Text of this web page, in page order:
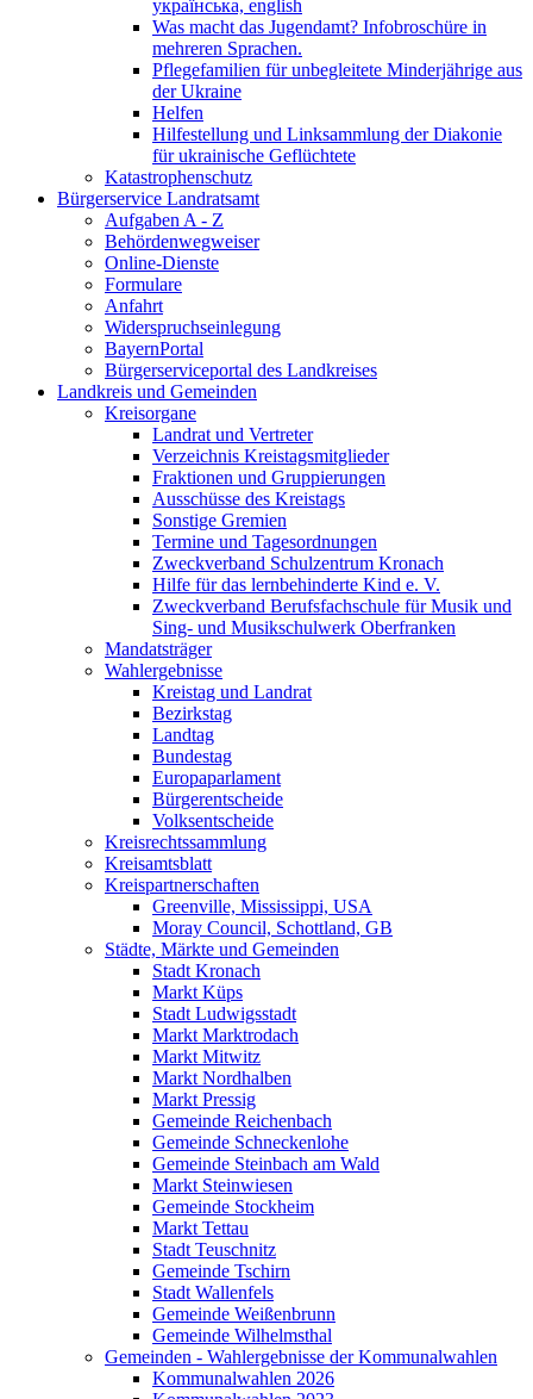
українська, english
Was macht das Jugendamt? Infobroschüre in
mehreren Sprachen.
Pflegefamilien für unbegleitete Minderjährige aus
der Ukraine
Helfen
Hilfestellung und Linksammlung der Diakonie
für ukrainische Geflüchtete
Katastrophenschutz
Bürgerservice Landratsamt
Aufgaben A - Z
Behördenwegweiser
Online-Dienste
Formulare
Anfahrt
Widerspruchseinlegung
BayernPortal
Bürgerserviceportal des Landkreises
Landkreis und Gemeinden
Kreisorgane
Landrat und Vertreter
Verzeichnis Kreistagsmitglieder
Fraktionen und Gruppierungen
Ausschüsse des Kreistags
Sonstige Gremien
Termine und Tagesordnungen
Zweckverband Schulzentrum Kronach
Hilfe für das lernbehinderte Kind e. V.
Zweckverband Berufsfachschule für Musik und
Sing- und Musikschulwerk Oberfranken
Mandatsträger
Wahlergebnisse
Kreistag und Landrat
Bezirkstag
Landtag
Bundestag
Europaparlament
Bürgerentscheide
Volksentscheide
Kreisrechtssammlung
Kreisamtsblatt
Kreispartnerschaften
Greenville, Mississippi, USA
Moray Council, Schottland, GB
Städte, Märkte und Gemeinden
Stadt Kronach
Markt Küps
Stadt Ludwigsstadt
Markt Marktrodach
Markt Mitwitz
Markt Nordhalben
Markt Pressig
Gemeinde Reichenbach
Gemeinde Schneckenlohe
Gemeinde Steinbach am Wald
Markt Steinwiesen
Gemeinde Stockheim
Markt Tettau
Stadt Teuschnitz
Gemeinde Tschirn
Stadt Wallenfels
Gemeinde Weißenbrunn
Gemeinde Wilhelmsthal
Gemeinden - Wahlergebnisse der Kommunalwahlen
Kommunalwahlen 2026